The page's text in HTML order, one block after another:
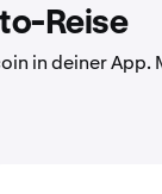
Reise
in deiner